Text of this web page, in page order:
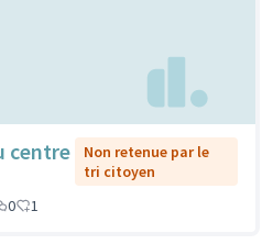
centre
Non retenue par le
tri citoyen
0 1